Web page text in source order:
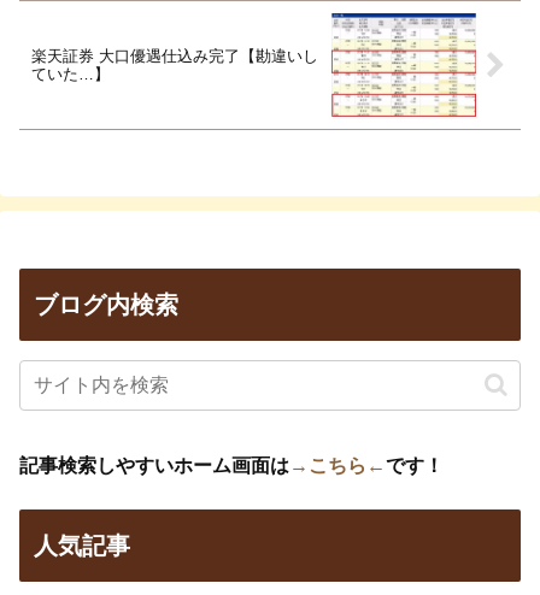
楽天証券 大口優遇仕込み完了【勘違いし
ていた…】
ブログ内検索
記事検索しやすいホーム画面は →こちら←です！
人気記事